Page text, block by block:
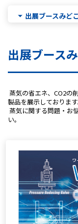
出展ブースみど
出展ブース
製品を展示しております
い。